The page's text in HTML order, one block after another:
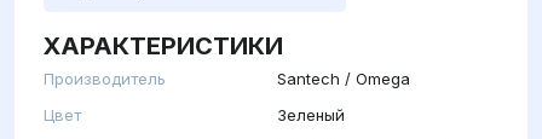
ХАРАКТЕРИСТИКИ
Производитель
Santech / Omega
Цвет
Зеленый